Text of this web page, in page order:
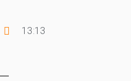
13:13